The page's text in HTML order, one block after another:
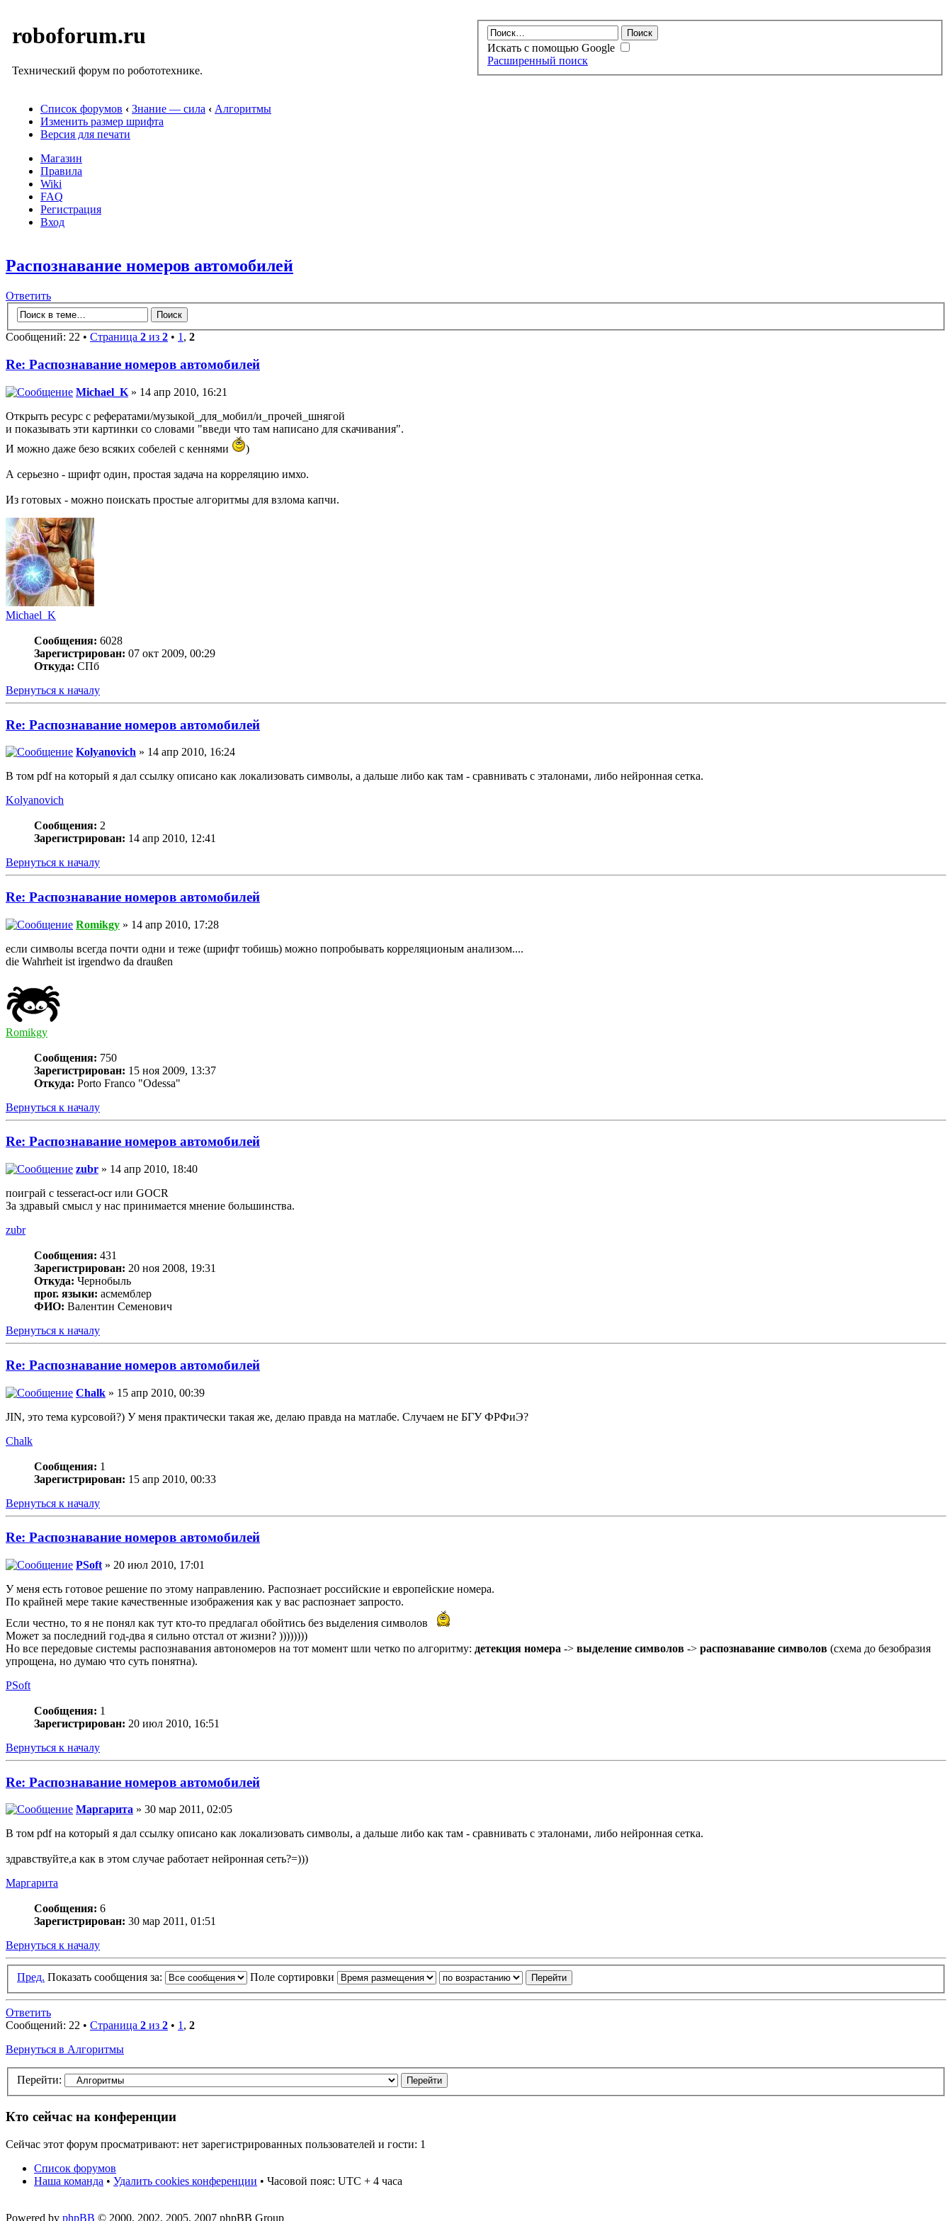
roboforum.ru
Технический форум по робототехнике.
Искать с помощью Google
Расширенный поиск
Список форумов ‹ Знание — сила ‹ Алгоритмы
Изменить размер шрифта
Версия для печати
Магазин
Правила
Wiki
FAQ
Регистрация
Вход
Распознавание номеров автомобилей
Ответить
Сообщений: 22 • Страница 2 из 2 • 1, 2
Re: Распознавание номеров автомобилей
Michael_K » 14 апр 2010, 16:21
Открыть ресурс с рефератами/музыкой_для_мобил/и_прочей_шнягой
и показывать эти картинки со словами "введи что там написано для скачивания".
И можно даже безо всяких собелей с кеннями
)
А серьезно - шрифт один, простая задача на корреляцию имхо.
Из готовых - можно поискать простые алгоритмы для взлома капчи.
Michael_K
Сообщения: 6028
Зарегистрирован: 07 окт 2009, 00:29
Откуда: СПб
Вернуться к началу
Re: Распознавание номеров автомобилей
Kolyanovich » 14 апр 2010, 16:24
В том pdf на который я дал ссылку описано как локализовать символы, а дальше либо как там - сравнивать с эталонами, либо нейронная сетка.
Kolyanovich
Сообщения: 2
Зарегистрирован: 14 апр 2010, 12:41
Вернуться к началу
Re: Распознавание номеров автомобилей
Romikgy » 14 апр 2010, 17:28
если символы всегда почти одни и теже (шрифт тобишь) можно попробывать корреляционым анализом....
die Wahrheit ist irgendwo da draußen
Romikgy
Сообщения: 750
Зарегистрирован: 15 ноя 2009, 13:37
Откуда: Porto Franco "Odessa"
Вернуться к началу
Re: Распознавание номеров автомобилей
zubr » 14 апр 2010, 18:40
поиграй с tesseract-ocr или GOCR
За здравый смысл у нас принимается мнение большинства.
zubr
Сообщения: 431
Зарегистрирован: 20 ноя 2008, 19:31
Откуда: Чернобыль
прог. языки: асмемблер
ФИО: Валентин Семенович
Вернуться к началу
Re: Распознавание номеров автомобилей
Chalk » 15 апр 2010, 00:39
JIN, это тема курсовой?) У меня практически такая же, делаю правда на матлабе. Случаем не БГУ ФРФиЭ?
Chalk
Сообщения: 1
Зарегистрирован: 15 апр 2010, 00:33
Вернуться к началу
Re: Распознавание номеров автомобилей
PSoft » 20 июл 2010, 17:01
У меня есть готовое решение по этому направлению. Распознает российские и европейские номера.
По крайней мере такие качественные изображения как у вас распознает запросто.
Если честно, то я не понял как тут кто-то предлагал обойтись без выделения символов
Может за последний год-два я сильно отстал от жизни? ))))))))
Но все передовые системы распознавания автономеров на тот момент шли четко по алгоритму: детекция номера -> выделение символов -> распознавание символов (схема до безобразия
упрощена, но думаю что суть понятна).
PSoft
Сообщения: 1
Зарегистрирован: 20 июл 2010, 16:51
Вернуться к началу
Re: Распознавание номеров автомобилей
Маргарита » 30 мар 2011, 02:05
В том pdf на который я дал ссылку описано как локализовать символы, а дальше либо как там - сравнивать с эталонами, либо нейронная сетка.
здравствуйте,а как в этом случае работает нейронная сеть?=)))
Маргарита
Сообщения: 6
Зарегистрирован: 30 мар 2011, 01:51
Вернуться к началу
Пред. Показать сообщения за: Поле сортировки
Ответить
Сообщений: 22 • Страница 2 из 2 • 1 , 2
Вернуться в Алгоритмы
Перейти:
Кто сейчас на конференции
Сейчас этот форум просматривают: нет зарегистрированных пользователей и гости: 1
Список форумов
Наша команда • Удалить cookies конференции • Часовой пояс: UTC + 4 часа
Powered by phpBB © 2000, 2002, 2005, 2007 phpBB Group